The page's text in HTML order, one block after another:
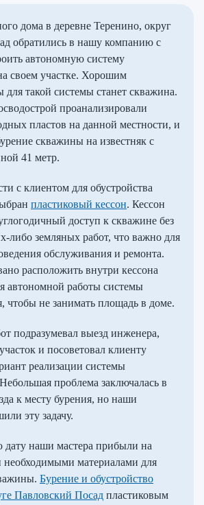
дома в деревне Теренино, округ
обратились в нашу компанию с
автономную систему
своем участке. Хорошим
такой системы станет скважина.
проанализировали
пластов на данной местности, и
скважины на известняк с
41 метр.
с клиентом для обустройства
пластиковый кессон. Кессон
доступ к скважине без
либо земляных работ, что важно для
обслуживания и ремонта.
расположить внутри кессона
автономной работы системы
чтобы не занимать площадь в доме.
подразумевал выезд инженера,
и посоветовал клиенту
реализации системы
проблема заключалась в
к месту бурения, но наши
эту задачу.
дату наши мастера прибыли на
необходимыми материалами для
Бурение и обустройство
Павловский Посад пластиковым